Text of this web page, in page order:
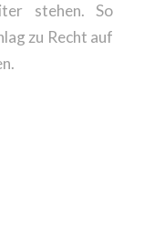
stehen. So
zu Recht auf